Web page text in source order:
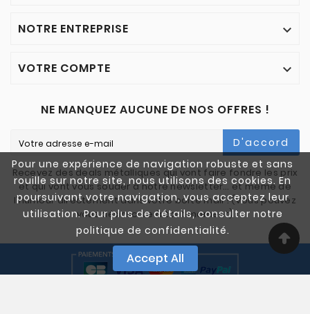
Pour une expérience de navigation robuste et sans
rouille sur notre site, nous utilisons des cookies. En
poursuivant votre navigation, vous acceptez leur
utilisation. Pour plus de détails, consulter notre
politique de confidentialité.
Accept All
NOTRE ENTREPRISE 
VOTRE COMPTE 
NE MANQUEZ AUCUNE DE NOS OFFRES !
D'accord
Recevez des deals métalliques qui vont faire fondre les prix
et qui vont vous souder à notre newsletter… et même de
l'humour directement dans votre boîte mail ! (Vous pouvez
vous désinscrire à tout moment)